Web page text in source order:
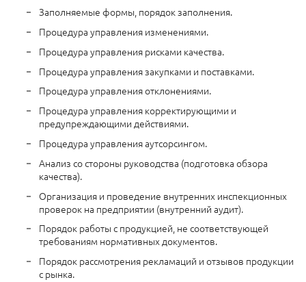
Заполняемые формы, порядок заполнения.
Процедура управления изменениями.
Процедура управления рисками качества.
Процедура управления закупками и поставками.
Процедура управления отклонениями.
Процедура управления корректирующими и
предупреждающими действиями.
Процедура управления аутсорсингом.
Анализ со стороны руководства (подготовка обзора
качества).
Организация и проведение внутренних инспекционных
проверок на предприятии (внутренний аудит).
Порядок работы с продукцией, не соответствующей
требованиям нормативных документов.
Порядок рассмотрения рекламаций и отзывов продукции
с рынка.